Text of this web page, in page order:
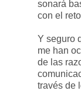
sonará
con el
Y seguro
me han
de las
través de